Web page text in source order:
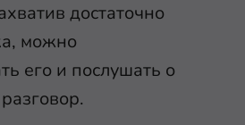
достаточно
можно
его и послушать о